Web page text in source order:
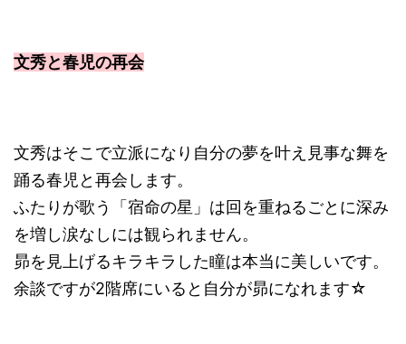
文秀と春児の再会
文秀はそこで立派になり自分の夢を叶え見事な舞を
踊る春児と再会します。
ふたりが歌う「宿命の星」は回を重ねるごとに深み
を増し涙なしには観られません。
昴を見上げるキラキラした瞳は本当に美しいです。
余談ですが2階席にいると自分が昴になれます☆